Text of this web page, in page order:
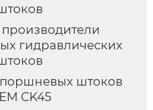
гидравлических
штоков
CK45